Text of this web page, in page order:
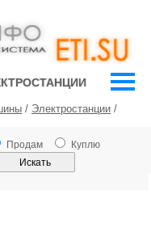
/ Электростанции /
Продам Куплю